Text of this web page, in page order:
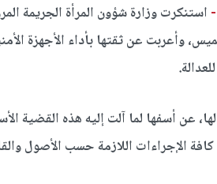
استنكرت وزارة شؤون المرأة الجريمة
وأعربت عن ثقتها بأداء الأجهزة
عن أسفها لما آلت إليه هذه القضية
الإجراءات اللازمة حسب الأصول